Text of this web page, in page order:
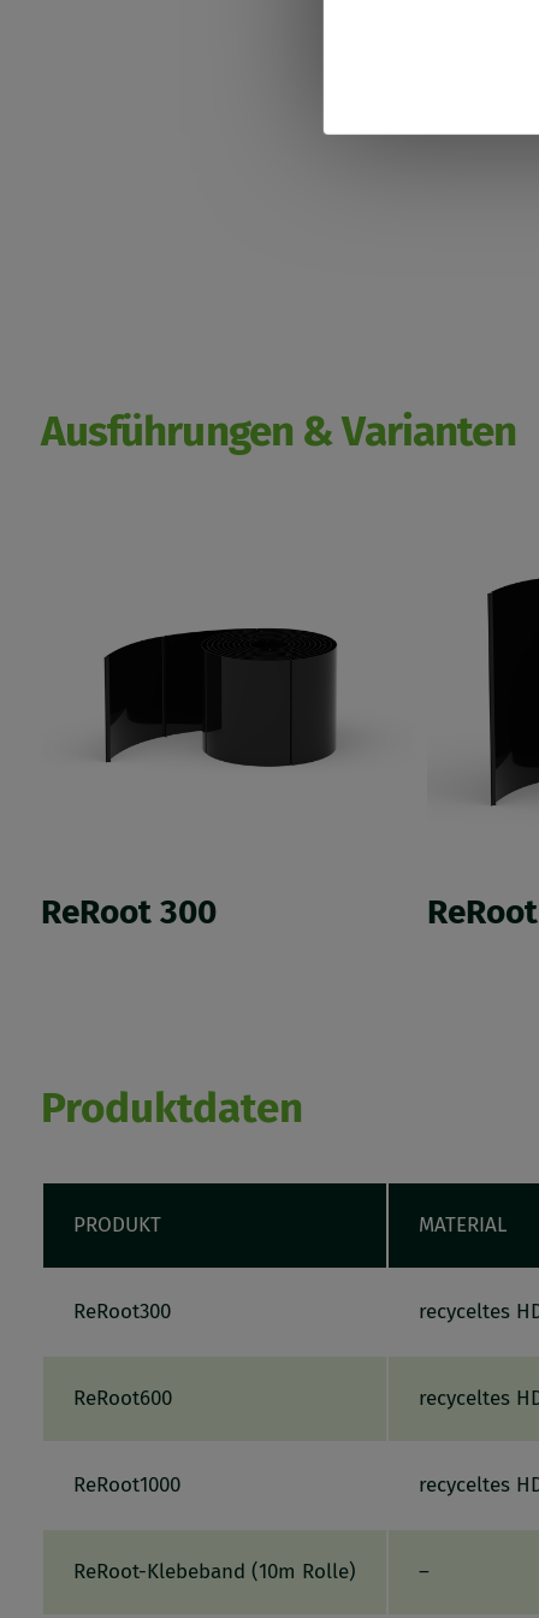
Ausführungen & Varianten
ReRoot 300
Produktdaten
PRODUKT MATERIAL
ReRoot300 recyceltes
ReRoot600 recyceltes
ReRoot1000 recyceltes
ReRoot-Klebeband (10m Rolle) –
Daten